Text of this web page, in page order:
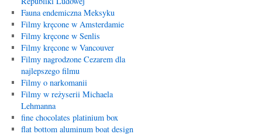
Fauna endemiczna Meksyku
Filmy kręcone w Amsterdamie
Filmy kręcone w Senlis
Filmy kręcone w Vancouver
Filmy nagrodzone Cezarem dla
najlepszego filmu
Filmy o narkomanii
Filmy w reżyserii Michaela
Lehmanna
fine chocolates platinium box
flat bottom aluminum boat design